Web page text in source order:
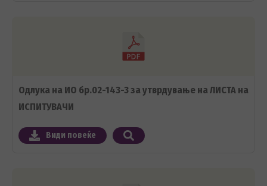
Одлука на ИО бр.02-143-3 за утврдување на ЛИСТА на
ИСПИТУВАЧИ
Види повеќе